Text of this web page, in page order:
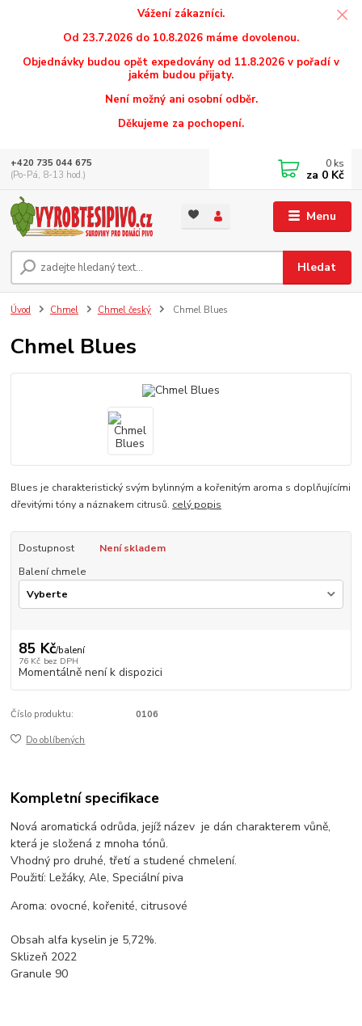
Vážení zákazníci.
Od 23.7.2026 do 10.8.2026 máme dovolenou.
Objednávky budou opět expedovány od 11.8.2026 v pořadí v
jakém budou přijaty.
Není možný ani osobní odběr.
Děkujeme za pochopení.
Menu
Hledat
+420 735 044 675
(Po-Pá, 8-13 hod.)
0 ks
za 0 Kč
Úvod Chmel Chmel český Chmel Blues
Chmel Blues
Blues je charakteristický svým bylinným a kořenitým aroma s doplňujícími
dřevitými tóny a náznakem citrusů. celý popis
Dostupnost
Není skladem
Balení chmele
85 Kč/balení
76 Kč bez DPH
Momentálně není k dispozici
Číslo produktu: 0106
Do oblíbených
Kompletní specifikace
Nová aromatická odrůda, jejíž název je dán charakterem vůně,
která je složená z mnoha tónů.
Vhodný pro druhé, třetí a studené chmelení.
Použití: Ležáky, Ale, Speciální piva
Aroma: ovocné, kořenité, citrusové
Obsah alfa kyselin je 5,72%.
Sklizeň 2022
Granule 90